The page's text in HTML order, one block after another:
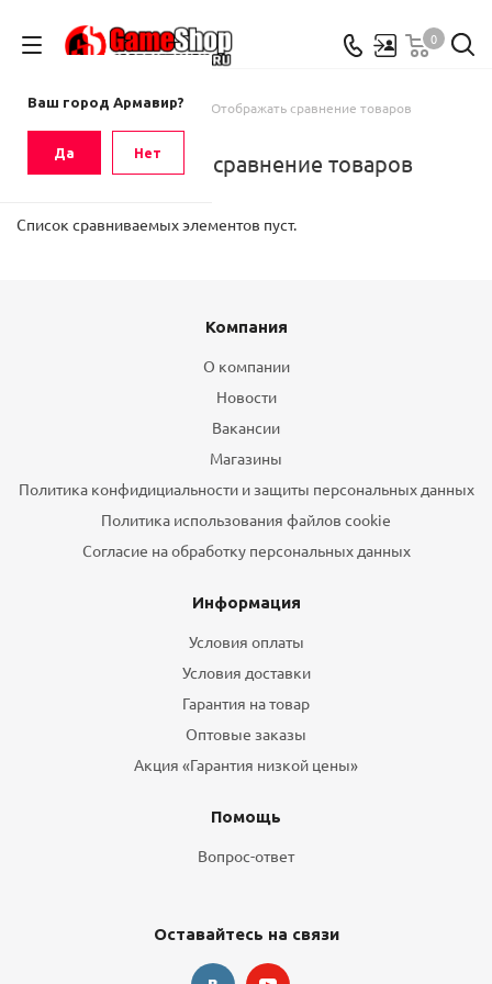
Ваш город Армавир?
Да Нет
0
Главная - Каталог Отображать сравнение товаров
Отображать сравнение товаров
Список сравниваемых элементов пуст.
Компания
О компании
Новости
Вакансии
Магазины
Политика конфидициальности и защиты персональных данных
Политика использования файлов cookie
Согласие на обработку персональных данных
Информация
Условия оплаты
Условия доставки
Гарантия на товар
Оптовые заказы
Акция «Гарантия низкой цены»
Помощь
Вопрос-ответ
Оставайтесь на связи